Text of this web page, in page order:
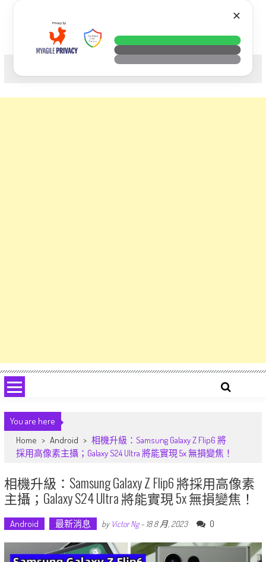
科技. 生活. 攝影.
You are here
Home > Android > 相機升級：Samsung Galaxy Z Flip6 將
採用高像素主攝；Galaxy S24 Ultra 將能實現 5x 無損變焦！
相機升級：Samsung Galaxy Z Flip6 將採用高像素
主攝；Galaxy S24 Ultra 將能實現 5x 無損變焦！
Android 最新消息 by Victor Ng- 18 8 月, 2023 0
✕